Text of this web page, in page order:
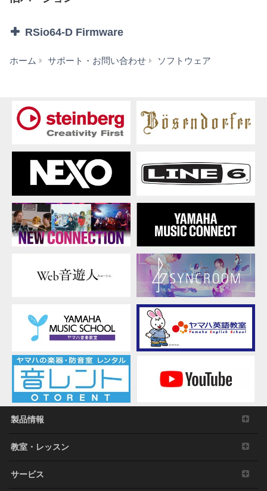
リバース・エンジニアリング、またはその他の方
に許可されている場合を除く)。
と。
本ソフトウェアを、ネットワークを通して別のコ
ンピュータに伝送すること。
本ソフトウェアを利用して、違法なデータや公序
良俗に反するデータを配信すること。
弊社の許可無く本ソフトウェアの利用を前提とし
たサービスを立ち上げること。
正当な保有者から許可を得ている場合またはその
他の法的な権限を有する場合を除いて、著作権そ
の他の財産的権利により保護された物の権利侵害
となる様態にて本ソフトウェアを利用すること。
本ソフトウェアにより使用または入手できる著作
権曲について、商業的な目的で使用すること、著
作者の許可無く複製、転送または配信したり、不
特定多数にむけて再生および演奏すること、入手
できるデータの暗号を権利者の許可なく解除した
り、電子すかしを改編したりすること。
その他、法律・公序良俗に反する行為。
本契約は、お客様が本利用規約に同意した日に発
効します。
本契約は、お客様が著作権法または本契約に定め
る使用条件の条項に一つでも違反されたときは、
弊社からの終了通知がなくても自動的に終了する
ウェアの使用を中止し、その複製および付帯文書
4. 製品の否認
RSio64-D Firmware
ホーム サポート・お問い合わせ ソフトウェア
バ
ョ
ン)
製品情報
教室・レッスン
サービス